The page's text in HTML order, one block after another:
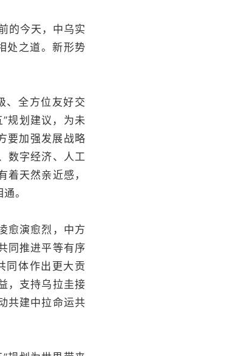
的今天，中乌实
处之道。新形势
全方位友好交
规划建议，为未
要加强发展战略
数字经济、人工
天然亲近感，
。
愈演愈烈，中方
同推进平等有序
同体作出更大贡
，支持乌拉圭接
共建中拉命运共